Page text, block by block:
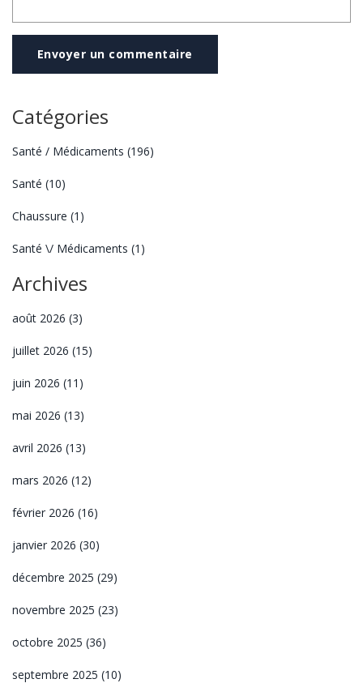
Envoyer un commentaire
Catégories
Santé / Médicaments (196)
Santé (10)
Chaussure (1)
Santé \/ Médicaments (1)
Archives
août 2026 (3)
juillet 2026 (15)
juin 2026 (11)
mai 2026 (13)
avril 2026 (13)
mars 2026 (12)
février 2026 (16)
janvier 2026 (30)
décembre 2025 (29)
novembre 2025 (23)
octobre 2025 (36)
septembre 2025 (10)